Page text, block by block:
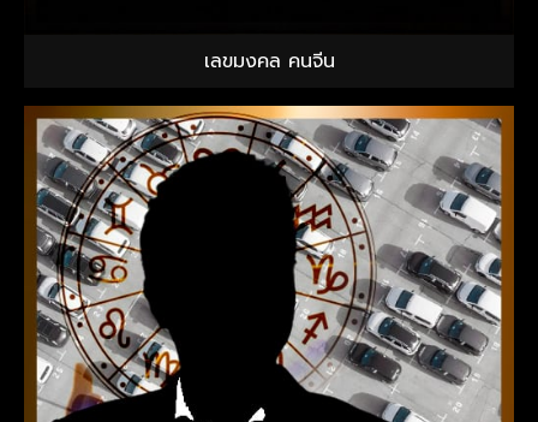
เลขมงคล คนจีน